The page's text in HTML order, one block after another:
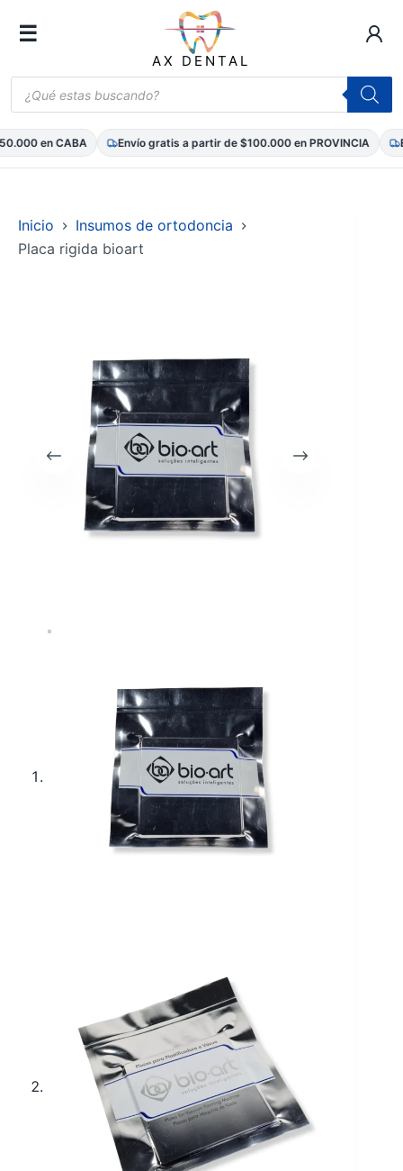
☰
AX DENTAL
Búsqueda
de
productos
en CABA Envío gratis a partir de $100.000 en PROVINCIA
contenido
Inicio
Insumos de ortodoncia
Placa rigida bioart